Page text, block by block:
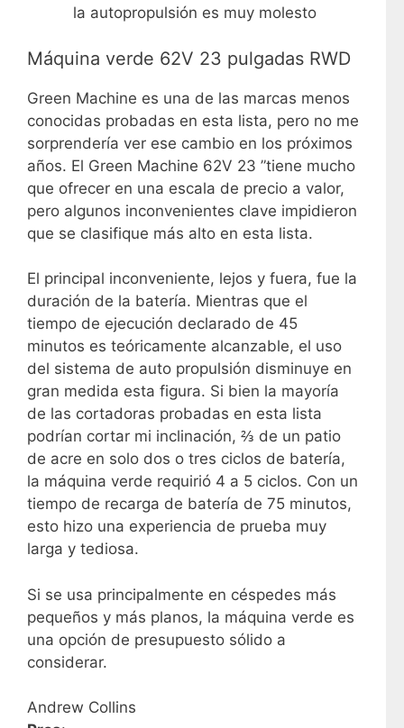
la autopropulsión es muy molesto
Máquina verde 62V 23 pulgadas RWD
Green Machine es una de las marcas menos
conocidas probadas en esta lista, pero no me
sorprendería ver ese cambio en los próximos
años. El Green Machine 62V 23 ”tiene mucho
que ofrecer en una escala de precio a valor,
pero algunos inconvenientes clave impidieron
que se clasifique más alto en esta lista.
El principal inconveniente, lejos y fuera, fue la
duración de la batería. Mientras que el
tiempo de ejecución declarado de 45
minutos es teóricamente alcanzable, el uso
del sistema de auto propulsión disminuye en
gran medida esta figura. Si bien la mayoría
de las cortadoras probadas en esta lista
podrían cortar mi inclinación, ⅔ de un patio
de acre en solo dos o tres ciclos de batería,
la máquina verde requirió 4 a 5 ciclos. Con un
tiempo de recarga de batería de 75 minutos,
esto hizo una experiencia de prueba muy
larga y tediosa.
Si se usa principalmente en céspedes más
pequeños y más planos, la máquina verde es
una opción de presupuesto sólido a
considerar.
Andrew Collins